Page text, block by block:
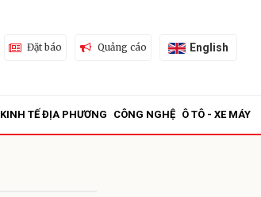
Đặt báo Quảng cáo English
KINH TẾ ĐỊA PHƯƠNG CÔNG NGHỆ Ô TÔ - XE MÁY